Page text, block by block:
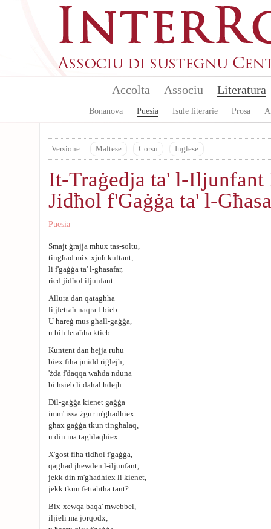
Accolta Associu Literatura
Bonanova Puesia Isule literarie Prosa
Versione : Maltese Corsu Inglese
It-Traġedja ta' l-Iljunfant
Jidħol f'Gaġġa ta' l-
Puesia
Smajt ġrajja mhux tas-soltu,
tingħad mix-xjuħ kultant,
li f'gaġġa ta' l-għasafar,
ried jidħol iljunfant.
Allura dan qatagħha
li jfettaħ naqra l-bieb.
U ħareġ mus għall-gaġġa,
u bih fetaħha ktieb.
Kuntent dan ħejja ruħu
biex fiha jmidd riġlejh;
'żda f'daqqa waħda nduna
bi ħsieb li daħal ħdejh.
Dil-gaġġa kienet gaġġa
imm' issa żgur m'għadhiex.
għax gaġġa tkun tingħalaq,
u din ma tagħlaqhiex.
X'gost fiha tidħol f'gaġġa,
qagħad jhewden l-iljunfant,
jekk din m'għadhiex li kienet,
jekk tkun fettaħtha tant?
Bix-xewqa baqa' mwebbel,
iljieli ma jorqodx;